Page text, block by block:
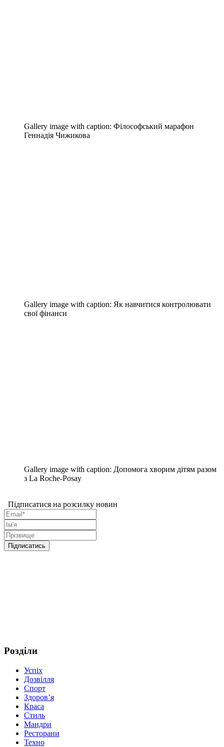
Gallery image with caption: Філософський марафон
Геннадія Чижикова
Gallery image with caption: Як навчитися контролювати
свої фінанси
Gallery image with caption: Допомога хворим дітям разом
з La Roche-Posay
Підписатися на розсилку новин
Розділи
Успіх
Дозвілля
Спорт
Здоров’я
Краса
Стиль
Мандри
Ресторани
Техно